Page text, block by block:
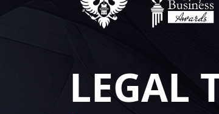
LEGAL